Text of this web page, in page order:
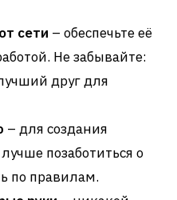
сети – обеспечьте её
Не забывайте:
друг для
– для создания
позаботиться о
по правилам.